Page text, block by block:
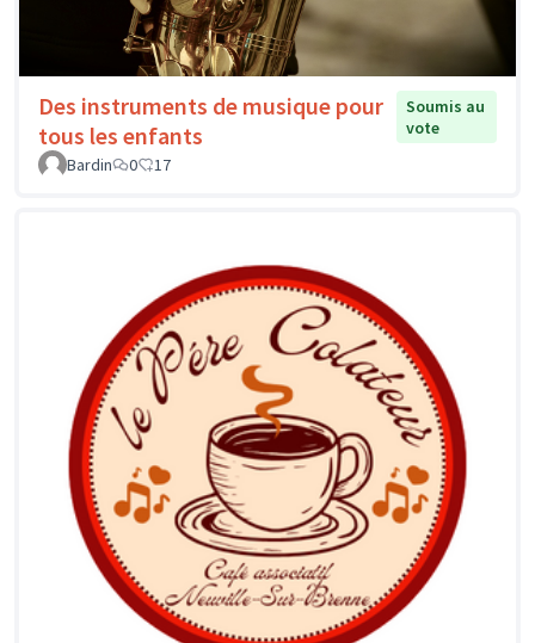
Des instruments de musique pour
tous les enfants
Soumis au
vote
Bardin
0 17